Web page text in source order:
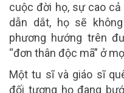
cuộc đời họ, sự cao
dẫn dắt, họ sẽ
phương hướng trên
“đơn thân độc mã” ở
Một tu sĩ và giáo sĩ
đối tượng họ đang